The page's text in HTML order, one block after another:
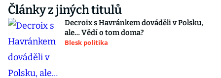
Články z jiných titulů
Decroix s Havránkem dováděli v Polsku,
ale… Vědí o tom doma?
Blesk politika